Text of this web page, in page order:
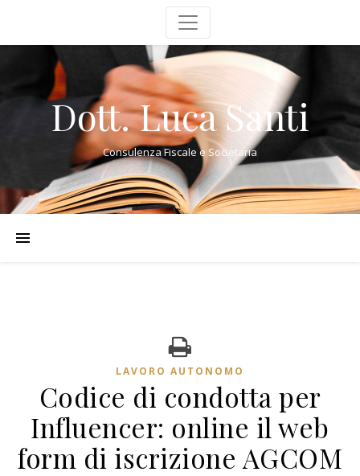
Dott. Luca Santi
Consulenza Fiscale e Societaria
LAVORO AUTONOMO
Codice di condotta per
Influencer: online il web
form di iscrizione AGCOM